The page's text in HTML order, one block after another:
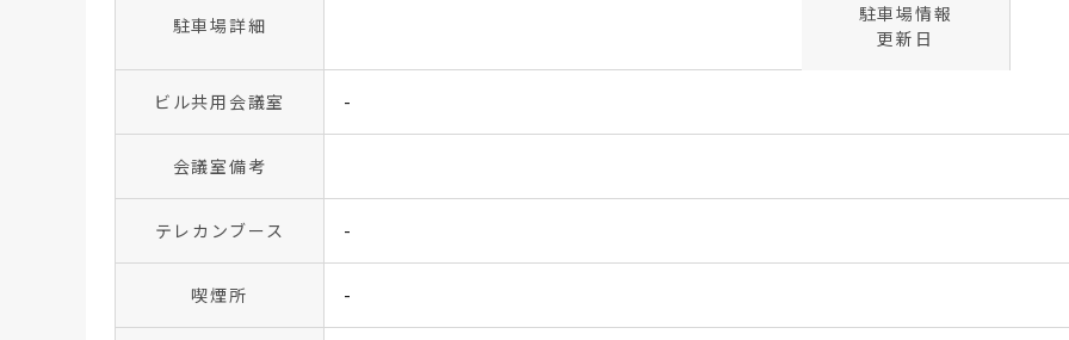
駐車場詳細
駐車場情報
更新日
ビル共用会議室 -
会議室備考
テレカンブース -
喫煙所 -